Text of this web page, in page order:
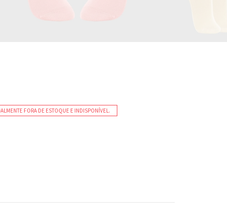
FORA DE ESTOQUE E INDISPONÍVEL.